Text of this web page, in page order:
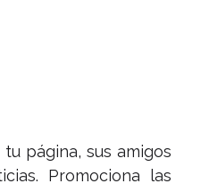
página, sus amigos
Promociona las